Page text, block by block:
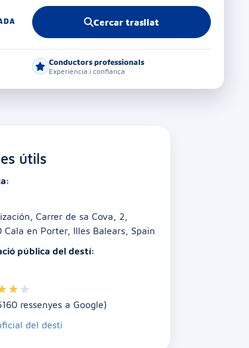
Cercar trasllat
Conductors professionals
Experiència i confiança
útils
Carrer de sa Cova, 2,
Cala en Porter, Illes Balears, Spain
pública del destí:
★ ★
ressenyes a Google)
del destí